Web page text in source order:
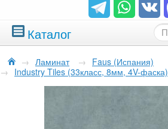
Каталог
→ Ламинат → Faus (Испания)
→ Industry Tiles (33класс, 8мм, 4V-фаска)